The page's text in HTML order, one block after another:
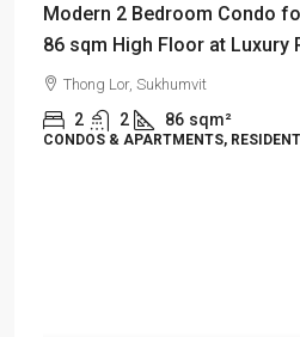
Modern 2 Bedroom Condo
86 sqm High Floor at Luxury
Thong Lor, Sukhumvit
2 2 86 sqm²
CONDOS & APARTMENTS,